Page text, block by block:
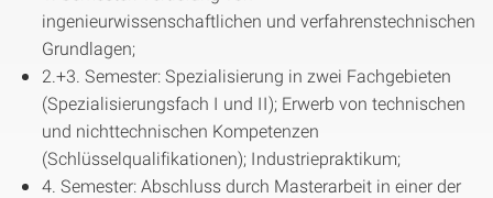
ingenieurwissenschaftlichen und verfahrenstechnischen
Grundlagen;
2.+3. Semester: Spezialisierung in zwei Fachgebieten
(Spezialisierungsfach I und II); Erwerb von technischen
und nichttechnischen Kompetenzen
(Schlüsselqualifikationen); Industriepraktikum;
4. Semester: Abschluss durch Masterarbeit in einer der